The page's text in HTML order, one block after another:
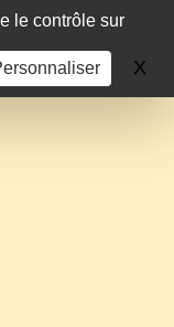
le contrôle sur
X